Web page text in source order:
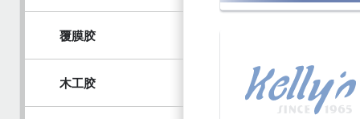
覆膜胶
木工胶